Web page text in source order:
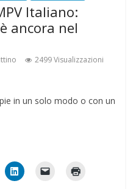
Italiano:
ancora nel
2499 Visualizzazioni
in un solo modo o con un